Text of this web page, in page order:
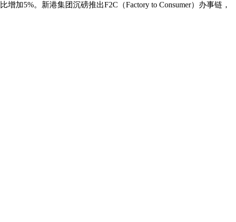
加5%。新港集团沉磅推出F2C（Factory to Consumer）办事链，